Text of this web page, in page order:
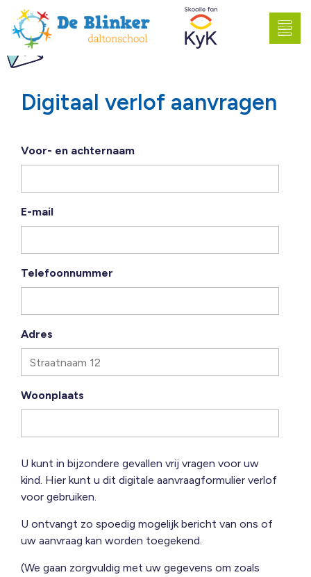
Digitaal verlof aanvragen
Voor- en achternaam
E-mail
Telefoonnummer
Adres
Woonplaats
U kunt in bijzondere gevallen vrij vragen voor uw
kind. Hier kunt u dit digitale aanvraagformulier verlof
voor gebruiken.
U ontvangt zo spoedig mogelijk bericht van ons of
uw aanvraag kan worden toegekend.
(We gaan zorgvuldig met uw gegevens om zoals